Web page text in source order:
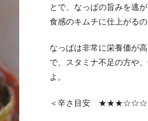
とで、なっぱの旨みを逃
食感のキムチに仕上がるの
なっぱは非常に栄養価が
で、スタミナ不足の方や
よ。
＜辛さ目安 ★★★☆☆☆